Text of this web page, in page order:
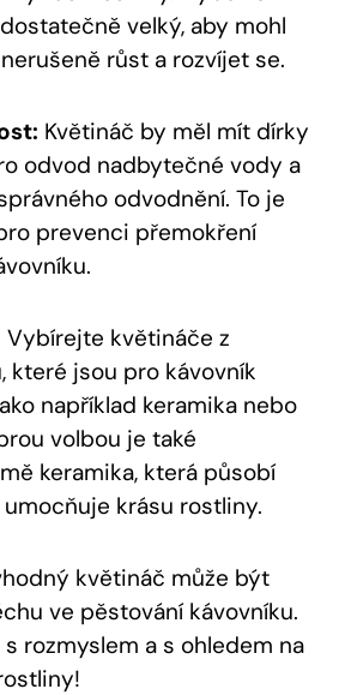
velký, aby mohl
růst a rozvíjet se.
Květináč by měl mít dírky
odvod nadbytečné vody a
odvodnění. To je
prevenci přemokření
Vybírejte květináče z
které jsou pro kávovník
například keramika nebo
volbou je také
keramika, která působí
krásu rostliny.
květináč může být
ve pěstování kávovníku.
rozmyslem a s ohledem na